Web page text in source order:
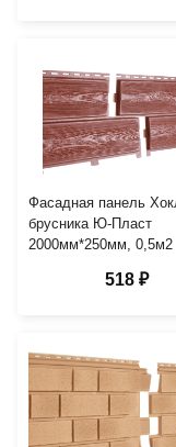
Фасадная панель
брусника Ю-Пласт
2000мм*250мм, 0,5м2
518 ₽